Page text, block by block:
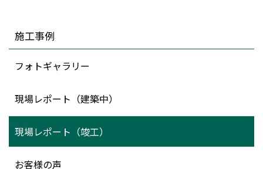
施工事例
フォトギャラリー
現場レポート（建築中）
現場レポート（竣工）
お客様の声